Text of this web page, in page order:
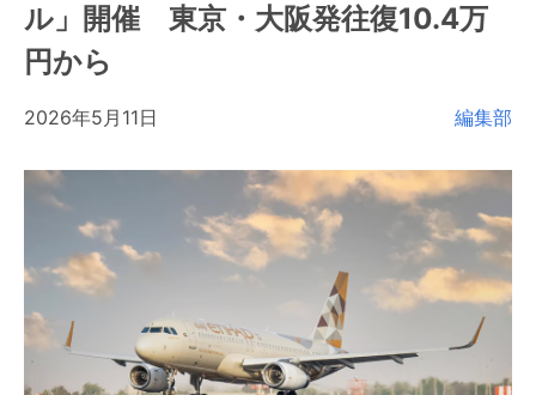
ル」開催 東京・大阪発往復10.4万
円から
2026年5月11日 編集部